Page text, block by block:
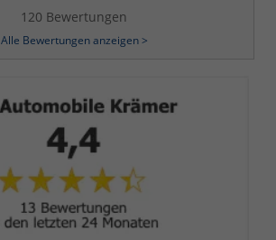
120 Bewertungen
Alle Bewertungen anzeigen >